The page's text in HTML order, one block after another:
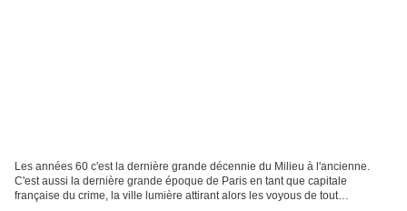
Les années 60 c'est la dernière grande décennie du Milieu à l'ancienne.
C'est aussi la dernière grande époque de Paris en tant que capitale
française du crime, la ville lumière attirant alors les voyous de tout